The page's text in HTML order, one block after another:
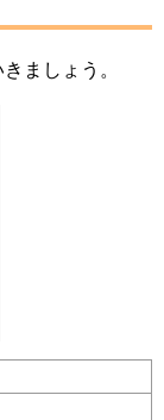
ましょう。